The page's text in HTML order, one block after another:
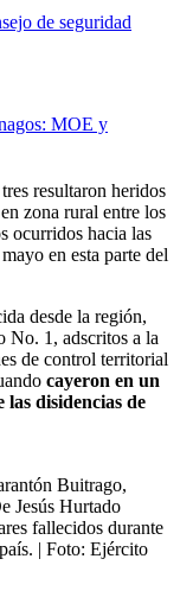
de seguridad
MOE y
resultaron heridos
zona rural entre los
ocurridos hacia las
en esta parte del
desde la región,
No. 1, adscritos a la
de control territorial
cayeron en un
disidencias de
Buitrago,
Jesús Hurtado
fallecidos durante
| Foto: Ejército